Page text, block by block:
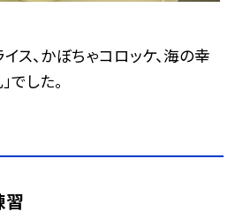
ス、かぼちゃコロッケ、海の幸
でした。
習